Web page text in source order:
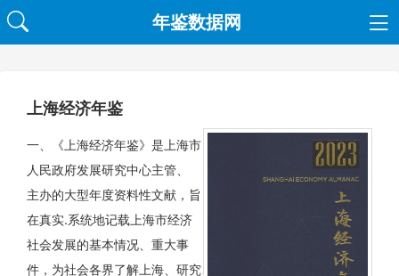
年鉴数据网
上海经济年鉴
一、《上海经济年鉴》是上海市
人民政府发展研究中心主管、
主办的大型年度资料性文献，旨
在真实.系统地记载上海市经济
社会发展的基本情况、重大事
件，为社会各界了解上海、研究